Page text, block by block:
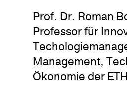
Prof. Dr. Roman
Professor für
Management,
Ökonomie der